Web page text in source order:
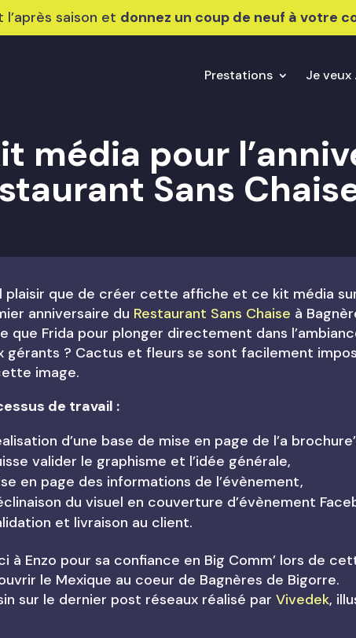
saison et donnez un coup de neuf à votre
Prestations Je veux
média pour
Sans
plaisir que de créer cette affiche et ce kit média
anniversaire du Restaurant Sans Chaise à
que Frida pour plonger directement dans
gérants ? Cactus et fleurs se sont facilement
image.
de travail :
d’une base de mise en page de l’a
valider le graphisme et l’idée générale,
en page des informations de l’évènement,
du visuel en couverture d’évènement
et livraison au client.
à Enzo pour sa confiance en Big Comm’ lors de
le Mexique au coeur de Bagnères de Bigorre.
sur le dernier post réseaux réalisé par Vivedek,